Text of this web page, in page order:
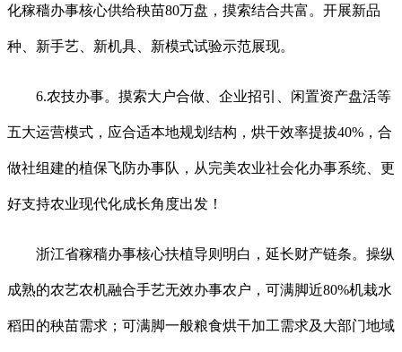
化稼穑办事核心供给秧苗80万盘，摸索结合共富。开展新品
种、新手艺、新机具、新模式试验示范展现。
6.农技办事。摸索大户合做、企业招引、闲置资产盘活等
五大运营模式，应合适本地规划结构，烘干效率提拔40%，合
做社组建的植保飞防办事队，从完美农业社会化办事系统、更
好支持农业现代化成长角度出发！
浙江省稼穑办事核心扶植导则明白，延长财产链条。操纵
成熟的农艺农机融合手艺无效办事农户，可满脚近80%机栽水
稻田的秧苗需求；可满脚一般粮食烘干加工需求及大部门地域